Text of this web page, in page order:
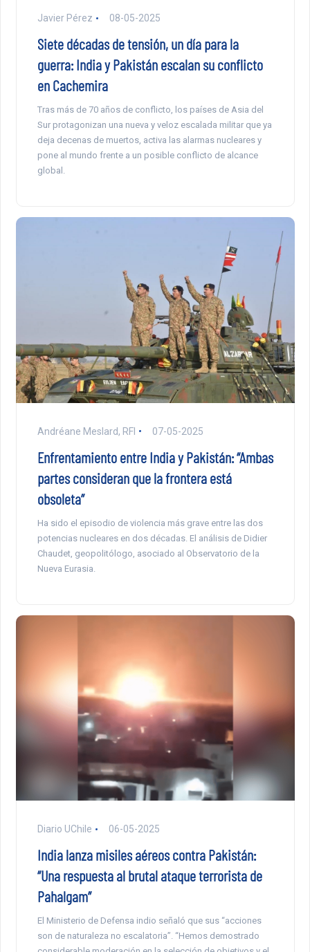
Javier Pérez 08-05-2025
Siete décadas de tensión, un día para la
guerra: India y Pakistán escalan su conflicto
en Cachemira
Tras más de 70 años de conflicto, los países de Asia del
Sur protagonizan una nueva y veloz escalada militar que ya
deja decenas de muertos, activa las alarmas nucleares y
pone al mundo frente a un posible conflicto de alcance
global.
Andréane Meslard, RFI 07-05-2025
Enfrentamiento entre India y Pakistán: “Ambas
partes consideran que la frontera está
obsoleta”
Ha sido el episodio de violencia más grave entre las dos
potencias nucleares en dos décadas. El análisis de Didier
Chaudet, geopolitólogo, asociado al Observatorio de la
Nueva Eurasia.
Diario UChile 06-05-2025
India lanza misiles aéreos contra Pakistán:
“Una respuesta al brutal ataque terrorista de
Pahalgam”
El Ministerio de Defensa indio señaló que sus “acciones
son de naturaleza no escalatoria”. “Hemos demostrado